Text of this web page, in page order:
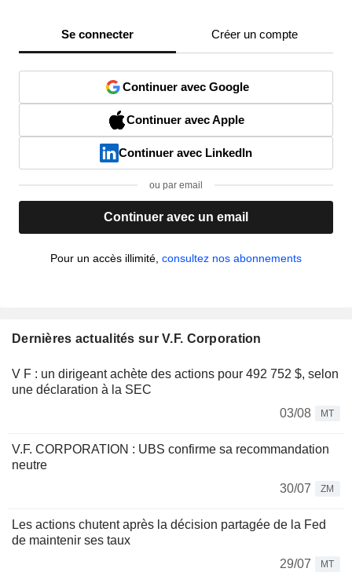
Se connecter Créer un compte
Continuer avec Google
Continuer avec Apple
Continuer avec LinkedIn
ou par email
Continuer avec un email
Pour un accès illimité, consultez nos abonnements
Dernières actualités sur V.F. Corporation
V F : un dirigeant achète des actions pour 492 752 $, selon
une déclaration à la SEC
03/08
MT
V.F. CORPORATION : UBS confirme sa recommandation
neutre
30/07
ZM
Les actions chutent après la décision partagée de la Fed
de maintenir ses taux
29/07
MT